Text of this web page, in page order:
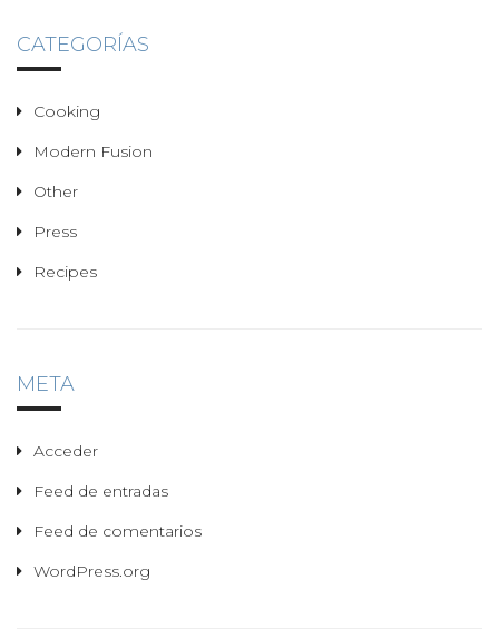
CATEGORÍAS
Cooking
Modern Fusion
Other
Press
Recipes
META
Acceder
Feed de entradas
Feed de comentarios
WordPress.org